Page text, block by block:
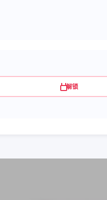
解锁